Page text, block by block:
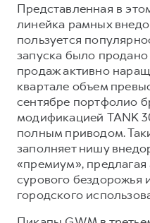
Представленная в
линейка рамных
пользуется
запуска было продано
продаж активно
квартале объем
сентябре портфолио
модификацией TANK
полным приводом.
заполняет нишу
«премиум»,
сурового бездорожья
городского